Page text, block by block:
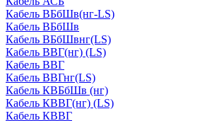
Кабель ВБбШв(нг-LS)
Кабель ВБбШв
Кабель ВБбШвнг(LS)
Кабель ВВГ(нг) (LS)
Кабель ВВГ
Кабель ВВГнг(LS)
Кабель КВБбШв (нг)
Кабель КВВГ(нг) (LS)
Кабель КВВГ